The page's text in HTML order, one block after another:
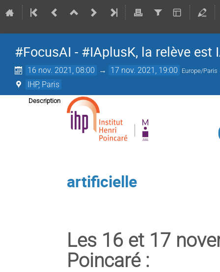
#FocusAI - #IAplusK, la relève est
16 nov. 2021, 08:00 → 17 nov. 2021, 19:00 Europe/Paris
IHP, Paris
Description
artificielle
Les 16 et 17
Poincaré :